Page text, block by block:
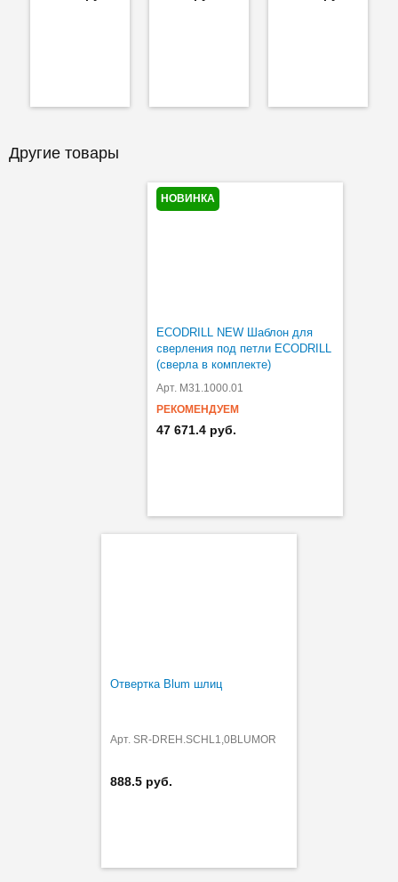
Другие товары
НОВИНКА
ECODRILL NEW Шаблон для
сверления под петли ECODRILL
(сверла в комплекте)
Арт. M31.1000.01
РЕКОМЕНДУЕМ
47 671.4 руб.
Отвертка Blum шлиц
Арт. SR-DREH.SCHL1,0BLUMOR
888.5 руб.